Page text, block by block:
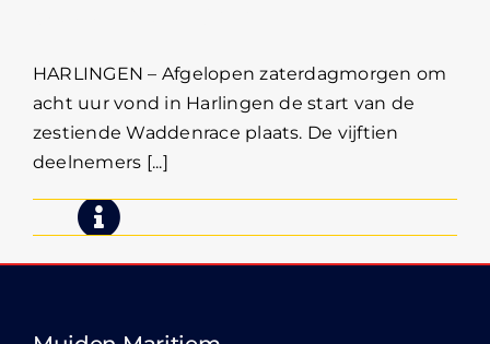
HARLINGEN – Afgelopen zaterdagmorgen om
acht uur vond in Harlingen de start van de
zestiende Waddenrace plaats. De vijftien
deelnemers [...]